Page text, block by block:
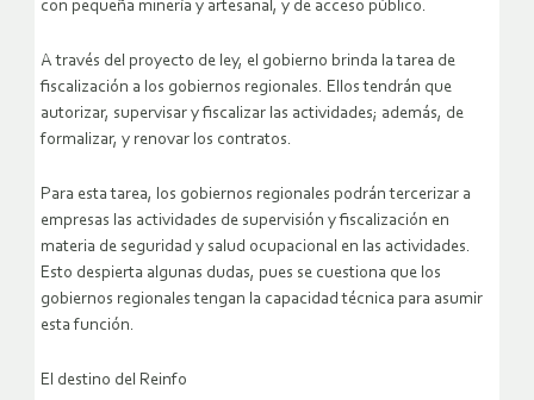
con pequeña minería y artesanal, y de acceso público.
A través del proyecto de ley, el gobierno brinda la tarea de
fiscalización a los gobiernos regionales. Ellos tendrán que
autorizar, supervisar y fiscalizar las actividades; además, de
formalizar, y renovar los contratos.
Para esta tarea, los gobiernos regionales podrán tercerizar a
empresas las actividades de supervisión y fiscalización en
materia de seguridad y salud ocupacional en las actividades.
Esto despierta algunas dudas, pues se cuestiona que los
gobiernos regionales tengan la capacidad técnica para asumir
esta función.
El destino del Reinfo